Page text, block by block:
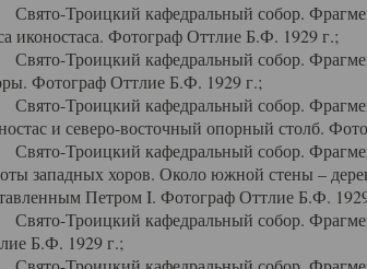
Троицкий кафедральный собор.
иконостаса. Фотограф Оттлие Б.Ф. 1929 г.;
Троицкий кафедральный собор.
Фотограф Оттлие Б.Ф. 1929 г.;
Троицкий кафедральный собор.
и северо-восточный опорный столб.
Троицкий кафедральный собор.
западных хоров. Около южной стены –
Петром I. Фотограф Оттлие Б.Ф.
Троицкий кафедральный собор.
Б.Ф. 1929 г.;